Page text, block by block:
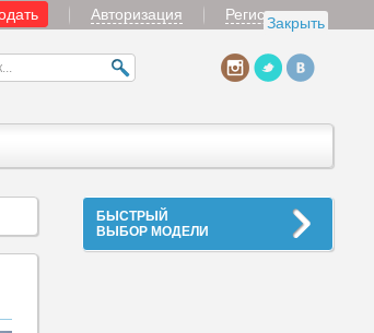
Закрыть
Авторизация Регистрация
БЫСТРЫЙ
ВЫБОР МОДЕЛИ